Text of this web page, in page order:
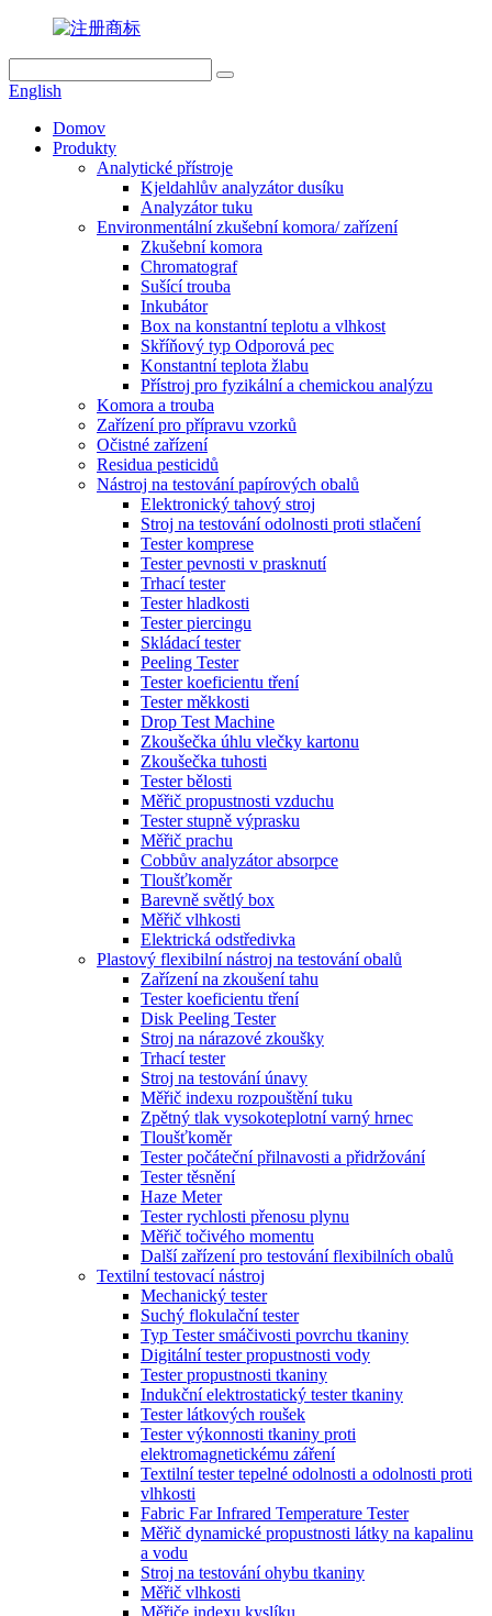
English
Domov
Produkty
Analytické přístroje
Kjeldahlův analyzátor dusíku
Analyzátor tuku
Environmentální zkušební komora/ zařízení
Zkušební komora
Chromatograf
Sušící trouba
Inkubátor
Box na konstantní teplotu a vlhkost
Skříňový typ Odporová pec
Konstantní teplota žlabu
Přístroj pro fyzikální a chemickou analýzu
Komora a trouba
Zařízení pro přípravu vzorků
Očistné zařízení
Residua pesticidů
Nástroj na testování papírových obalů
Elektronický tahový stroj
Stroj na testování odolnosti proti stlačení
Tester komprese
Tester pevnosti v prasknutí
Trhací tester
Tester hladkosti
Tester piercingu
Skládací tester
Peeling Tester
Tester koeficientu tření
Tester měkkosti
Drop Test Machine
Zkoušečka úhlu vlečky kartonu
Zkoušečka tuhosti
Tester bělosti
Měřič propustnosti vzduchu
Tester stupně výprasku
Měřič prachu
Cobbův analyzátor absorpce
Tloušťkoměr
Barevně světlý box
Měřič vlhkosti
Elektrická odstředivka
Plastový flexibilní nástroj na testování obalů
Zařízení na zkoušení tahu
Tester koeficientu tření
Disk Peeling Tester
Stroj na nárazové zkoušky
Trhací tester
Stroj na testování únavy
Měřič indexu rozpouštění tuku
Zpětný tlak vysokoteplotní varný hrnec
Tloušťkoměr
Tester počáteční přilnavosti a přidržování
Tester těsnění
Haze Meter
Tester rychlosti přenosu plynu
Měřič točivého momentu
Další zařízení pro testování flexibilních obalů
Textilní testovací nástroj
Mechanický tester
Suchý flokulační tester
Typ Tester smáčivosti povrchu tkaniny
Digitální tester propustnosti vody
Tester propustnosti tkaniny
Indukční elektrostatický tester tkaniny
Tester látkových roušek
Tester výkonnosti tkaniny proti
elektromagnetickému záření
Textilní tester tepelné odolnosti a odolnosti proti
vlhkosti
Fabric Far Infrared Temperature Tester
Měřič dynamické propustnosti látky na kapalinu
a vodu
Stroj na testování ohybu tkaniny
Měřič vlhkosti
Měřiče indexu kyslíku